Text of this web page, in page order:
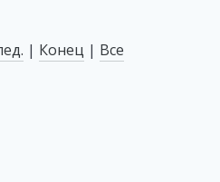
| Конец | Все